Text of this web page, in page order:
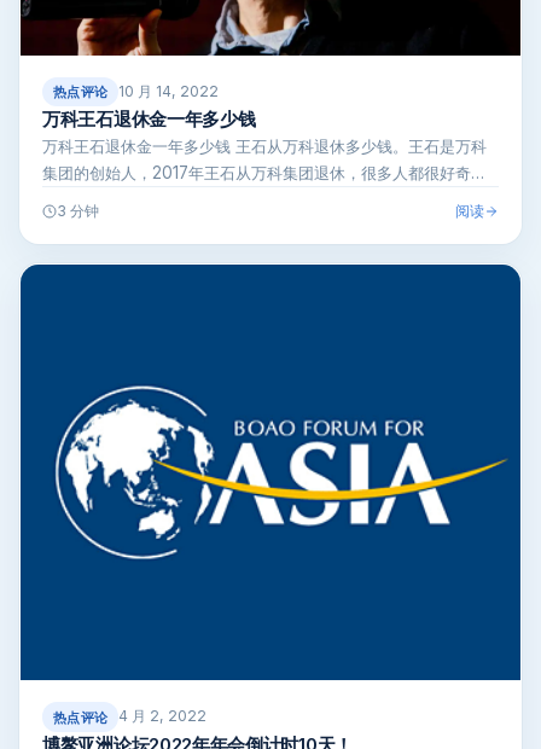
热点评论 10 月 14, 2022
万科王石退休金一年多少钱
万科王石退休金一年多少钱 王石从万科退休多少钱。王石是万科
集团的创始人，2017年王石从万科集团退休，很多人都很好奇王
石的退休金一…
3 分钟 阅读
热点评论 4 月 2, 2022
博鳌亚洲论坛2022年年会倒计时10天！